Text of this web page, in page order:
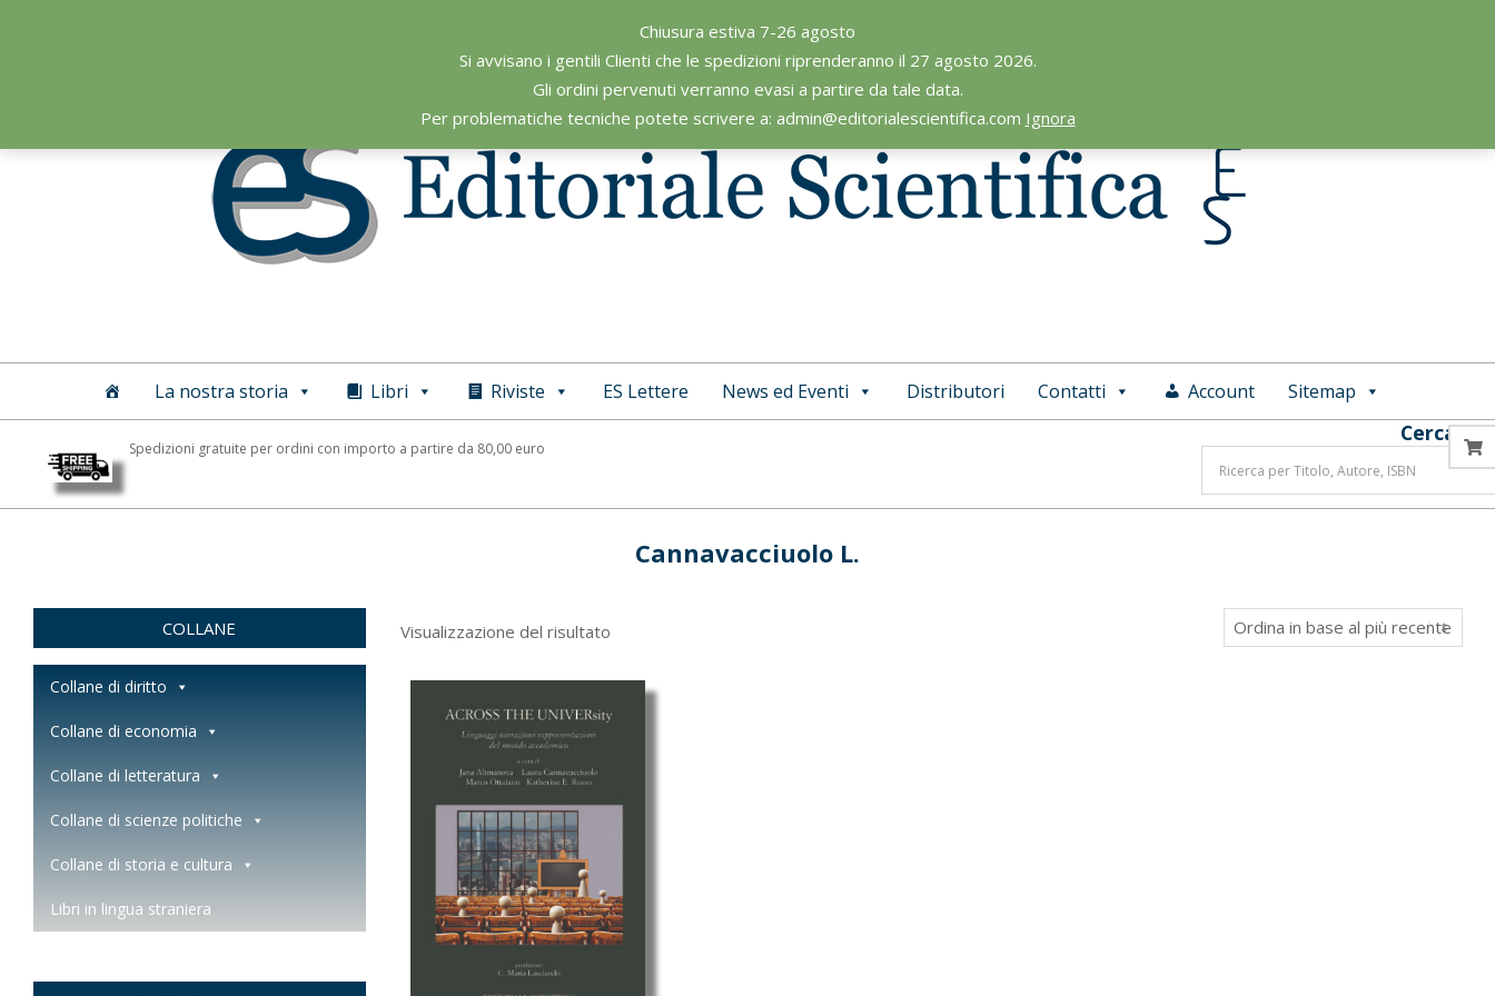
Chiusura estiva 7-26 agosto
Si avvisano i gentili Clienti che le spedizioni riprenderanno il 27 agosto 2026.
Gli ordini pervenuti verranno evasi a partire da tale data.
Per problematiche tecniche potete scrivere a: admin@editorialescientifica.com Ignora
Editoriale
Scientifica
Primary
La nostra storia Libri Riviste ES Lettere News ed Eventi Distributori Contatti Account Sitemap
Spedizioni gratuite per ordini con importo a partire da 80,00 euro
Cerca
Cannavacciuolo L.
Visualizzazione del risultato
COLLANE
Collane di diritto
Collane di economia
Collane di letteratura
Collane di scienze politiche
Collane di storia e cultura
Libri in lingua straniera